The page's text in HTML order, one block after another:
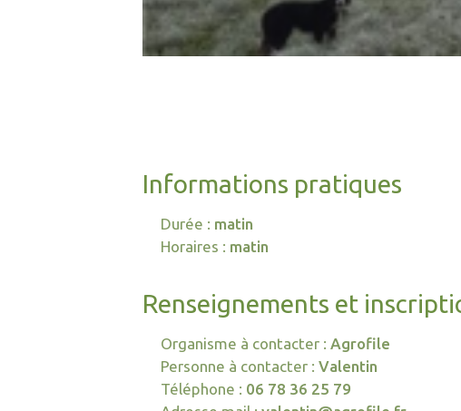
Informations pratiques
Durée : matin
Horaires : matin
Renseignements et
Organisme à contacter : Agrofile
Personne à contacter : Valentin
Téléphone : 06 78 36 25 79